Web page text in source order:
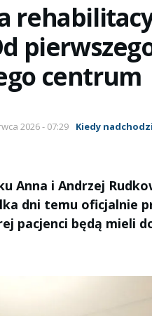
centrum
2026 - 07:29 Kiedy
Anna i Andrzej
dni temu oficjalnie
pacjenci będą mieli